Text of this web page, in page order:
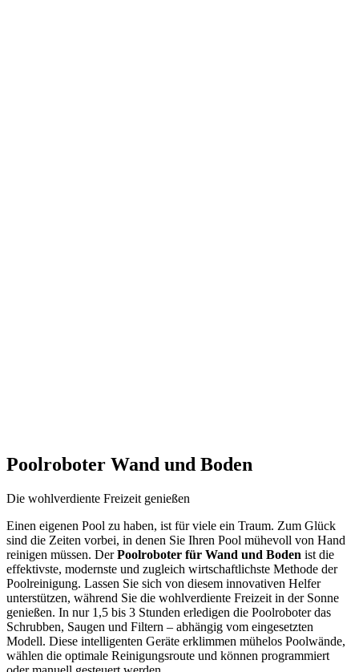
Poolroboter Wand und Boden
Die wohlverdiente Freizeit genießen
Einen eigenen Pool zu haben, ist für viele ein Traum. Zum Glück
sind die Zeiten vorbei, in denen Sie Ihren Pool mühevoll von Hand
reinigen müssen. DerPoolroboter für Wand und Boden ist die
effektivste, modernste und zugleich wirtschaftlichste Methode der
Poolreinigung. Lassen Sie sich von diesem innovativen Helfer
unterstützen, während Sie die wohlverdiente Freizeit in der Sonne
genießen. In nur 1,5 bis 3 Stunden erledigen die Poolroboter das
Schrubben, Saugen und Filtern – abhängig vom eingesetzten
Modell. Diese intelligenten Geräte erklimmen mühelos Poolwände,
wählen die optimale Reinigungsroute und können programmiert